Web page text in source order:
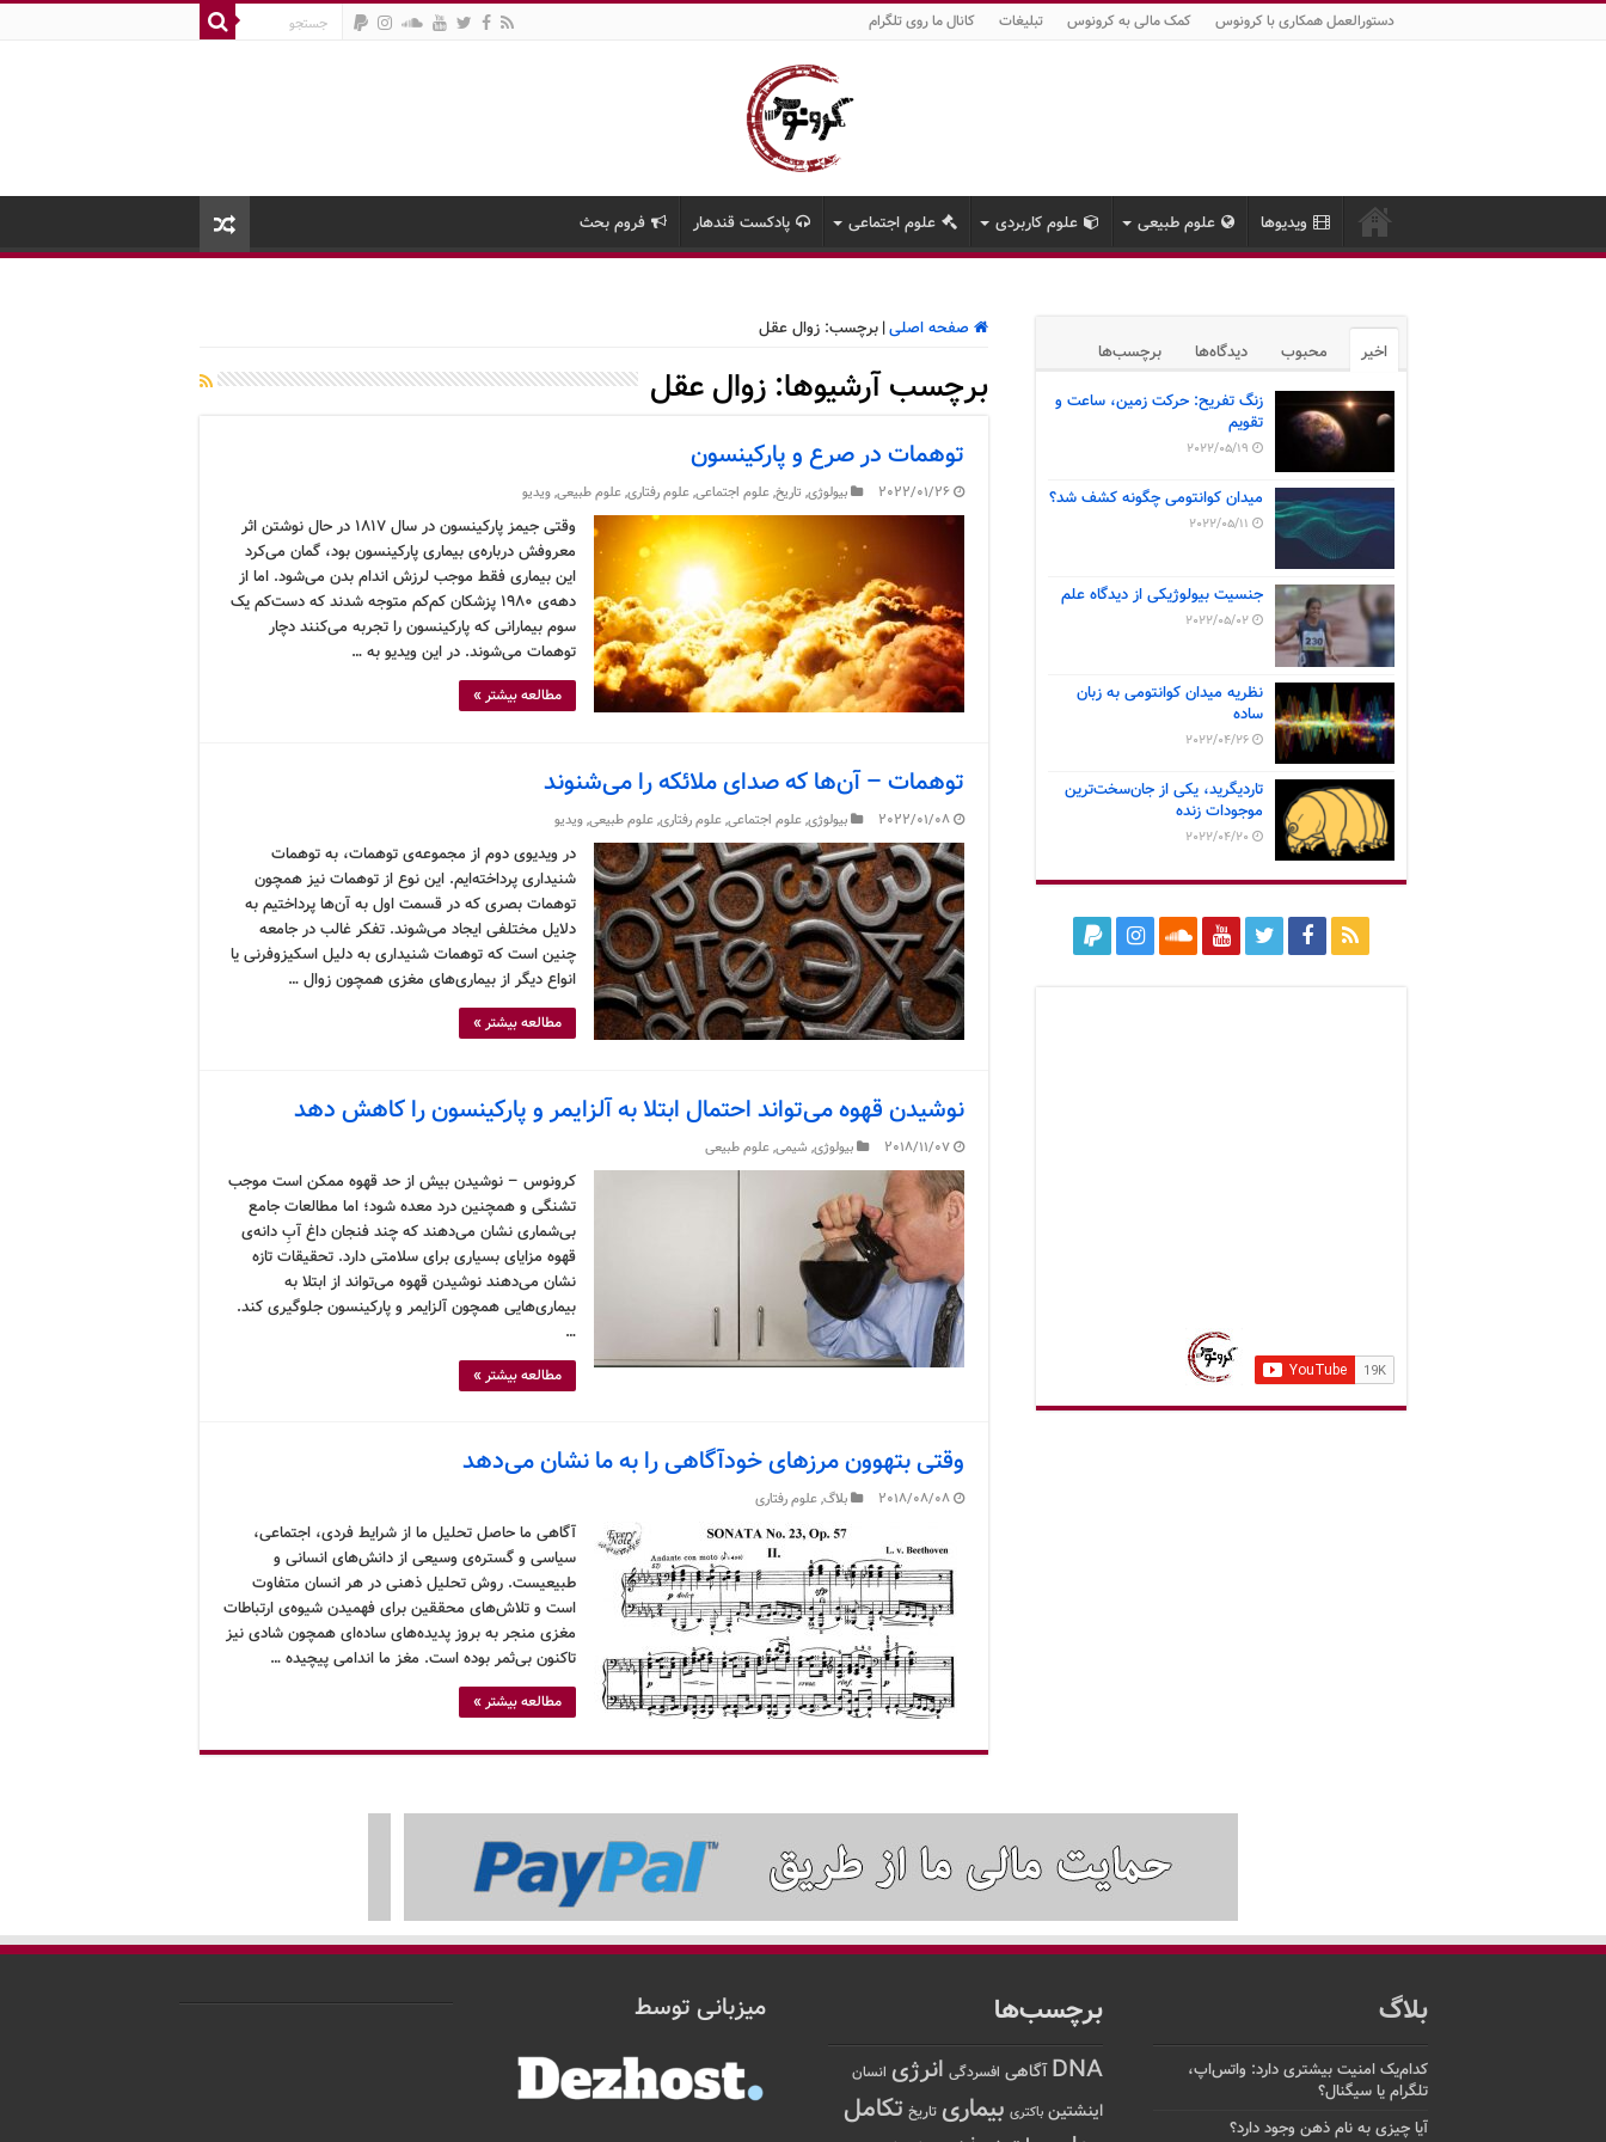
دستورالعمل همکاری با کرونوس کمک مالی به کرونوس تبلیغات کانال ما روی تلگرام
ویدیوها علوم طبیعی علوم کاربردی علوم اجتماعی پادکست قندهار فروم بحث
صفحه اصلی| برچسب: زوال عقل
برچسب آرشیوها: زوال عقل
توهمات در صرع و پارکینسون
2022/01/26 بیولوژی, تاریخ,علوم اجتماعی,علوم رفتاری,علوم طبیعی,ویدیو
وقتی جیمز پارکینسون در سال ۱۸۱۷ در حال نوشتن اثر
معروفش درباره‌ی بیماری پارکینسون بود، گمان می‌کرد
این بیماری فقط موجب لرزش اندام بدن می‌شود. اما از
دهه‌ی ۱۹۸۰ پزشکان کم‌کم متوجه شدند که دست‌کم یک
سوم بیمارانی که پارکینسون را تجربه می‌کنند دچار
توهمات می‌شوند. در این ویدیو به …
مطالعه بیشتر »
توهمات – آن‌ها که صدای ملائکه را می‌شنوند
2022/01/08 بیولوژی,علوم اجتماعی,علوم رفتاری,علوم طبیعی,ویدیو
در ویدیوی دوم از مجموعه‌ی توهمات، به توهمات
شنیداری پرداخته‌ایم. این نوع از توهمات نیز همچون
توهمات بصری که در قسمت اول به آن‌ها پرداختیم به
دلایل مختلفی ایجاد می‌شوند. تفکر غالب در جامعه
چنین است که توهمات شنیداری به دلیل اسکیزوفرنی یا
انواع دیگر از بیماری‌های مغزی همچون زوال …
مطالعه بیشتر »
نوشیدن قهوه می‌تواند احتمال ابتلا به آلزایمر و پارکینسون را کاهش دهد
2018/11/07 بیولوژی, شیمی,علوم طبیعی
کرونوس – نوشیدن بیش از حد قهوه ممکن است موجب
تشنگی و همچنین درد معده شود؛ اما مطالعات جامع
بی‌شماری نشان می‌دهند که چند فنجان داغ آبِ دانه‌ی
قهوه مزایای بسیاری برای سلامتی دارد. تحقیقات تازه
نشان می‌دهند نوشیدن قهوه می‌تواند از ابتلا به
بیماری‌هایی همچون آلزایمر و پارکینسون جلوگیری کند.
…
مطالعه بیشتر »
وقتی بتهوون مرزهای خودآگاهی را به ما نشان می‌دهد
2018/08/08 بلاگ,علوم رفتاری
آگاهی ما حاصل تحلیل ما از شرایط فردی، اجتماعی،
سیاسی و گستره‌ی وسیعی از دانش‌های انسانی و
طبیعیست. روش تحلیل ذهنی در هر انسان متفاوت
است و تلاش‌های محققین برای فهمیدن شیوه‌ی ارتباطات
مغزی منجر به بروز پدیده‌های ساده‌ای همچون شادی نیز
تاکنون بی‌ثمر بوده است. مغز ما اندامی پیچیده …
مطالعه بیشتر »
اخیر محبوب دیدگاه‌ها برچسب‌ها
زنگ تفریح: حرکت زمین، ساعت و
تقویم
2022/05/19
میدان کوانتومی چگونه کشف شد؟
2022/05/11
جنسیت بیولوژیکی از دیدگاه علم
2022/05/02
نظریه میدان کوانتومی به زبان
ساده
2022/04/26
تاردیگرید، یکی از جان‌سخت‌ترین
موجودات زنده
2022/04/20
بلاگ
کدام‌یک امنیت بیشتری دارد: واتس‌اپ،
تلگرام یا سیگنال؟
آیا چیزی به نام ذهن وجود دارد؟
برچسب‌ها
DNA آگاهی افسردگی انرژی انسان
اینشتین باکتری بیماری تاریخ تکامل
میزبانی توسط